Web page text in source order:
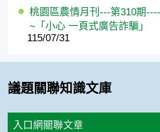
桃園區農情月刊---第310期
~「小心 一頁式廣告詐騙」
115/07/31
議題關聯知識文庫
入口網關聯文章